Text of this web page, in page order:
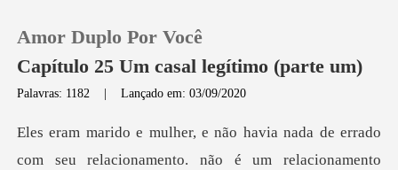
0
Amor Duplo Por Você
Capítulo 25 Um casal legítimo (parte um)
Palavras: 1182 |Lançado em: 03/09/2020
a nada de errado
com seu relacionamen